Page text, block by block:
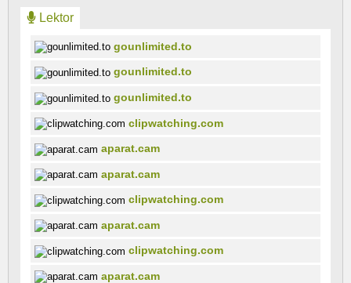
Lektor
gounlimited.to
gounlimited.to
gounlimited.to
clipwatching.com
aparat.cam
aparat.cam
clipwatching.com
aparat.cam
clipwatching.com
aparat.cam